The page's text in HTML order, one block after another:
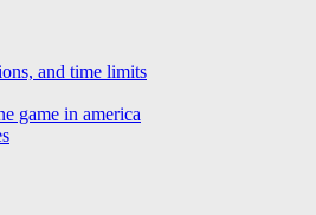
and time limits
game in america